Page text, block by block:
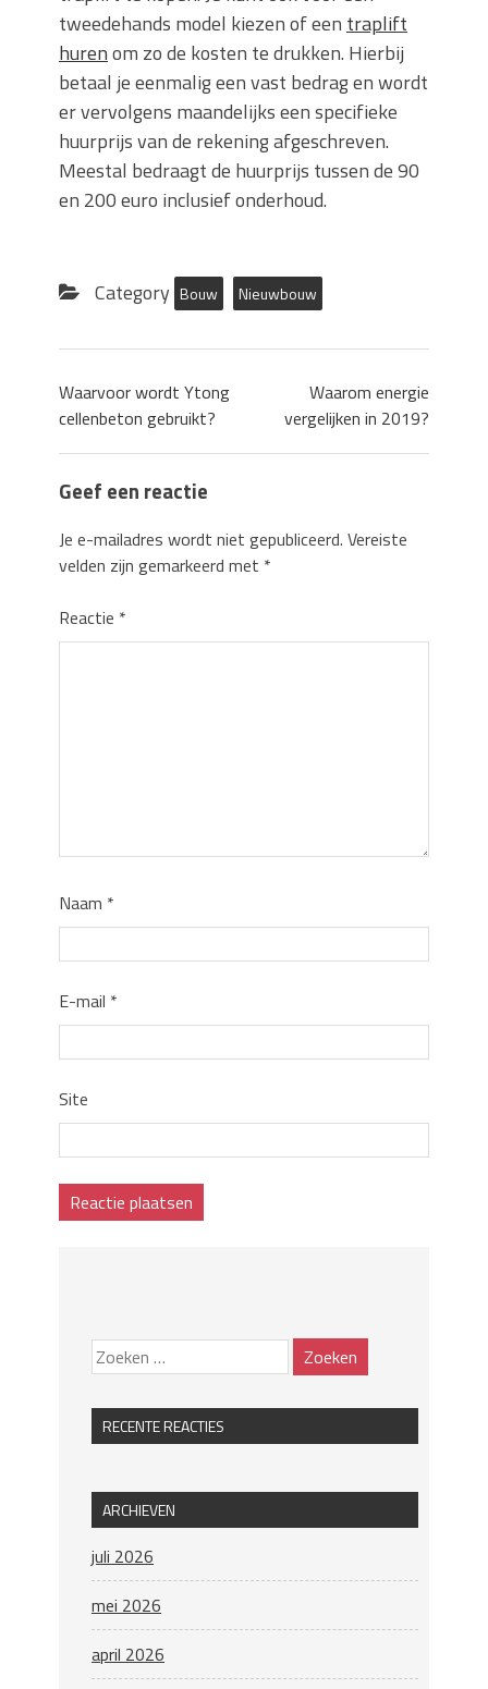
tweedehands model kiezen of een traplift
hurenom zo de kosten te drukken. Hierbij
betaal je eenmalig een vast bedrag en wordt
er vervolgens maandelijks een specifieke
huurprijs van de rekening afgeschreven.
Meestal bedraagt de huurprijs tussen de 90
en 200 euro inclusief onderhoud.
Category Bouw Nieuwbouw
Waarvoor wordt Ytong
cellenbeton gebruikt?
Waarom energie
vergelijken in 2019?
Geef een reactie
Je e-mailadres wordt niet gepubliceerd. Vereiste
velden zijn gemarkeerd met *
Reactie *
Naam *
E-mail *
Site
RECENTE REACTIES
ARCHIEVEN
juli 2026
mei 2026
april 2026